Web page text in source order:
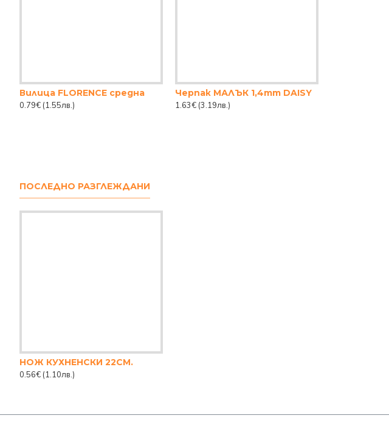
Вилица FLORENCE средна
0.79€ (1.55лв.)
Черпак МАЛЪК 1,4mm DAISY
1.63€ (3.19лв.)
ПОСЛЕДНО РАЗГЛЕЖДАНИ
НОЖ КУХНЕНСКИ 22СМ.
0.56€ (1.10лв.)